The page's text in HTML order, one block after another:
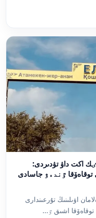
اكت داۋ تۋدىردى:
توقاەۆقا ٷندەۋ جاسادى
اۋىلىنىڭ تۇرعىندارى
اشىق ٷ...